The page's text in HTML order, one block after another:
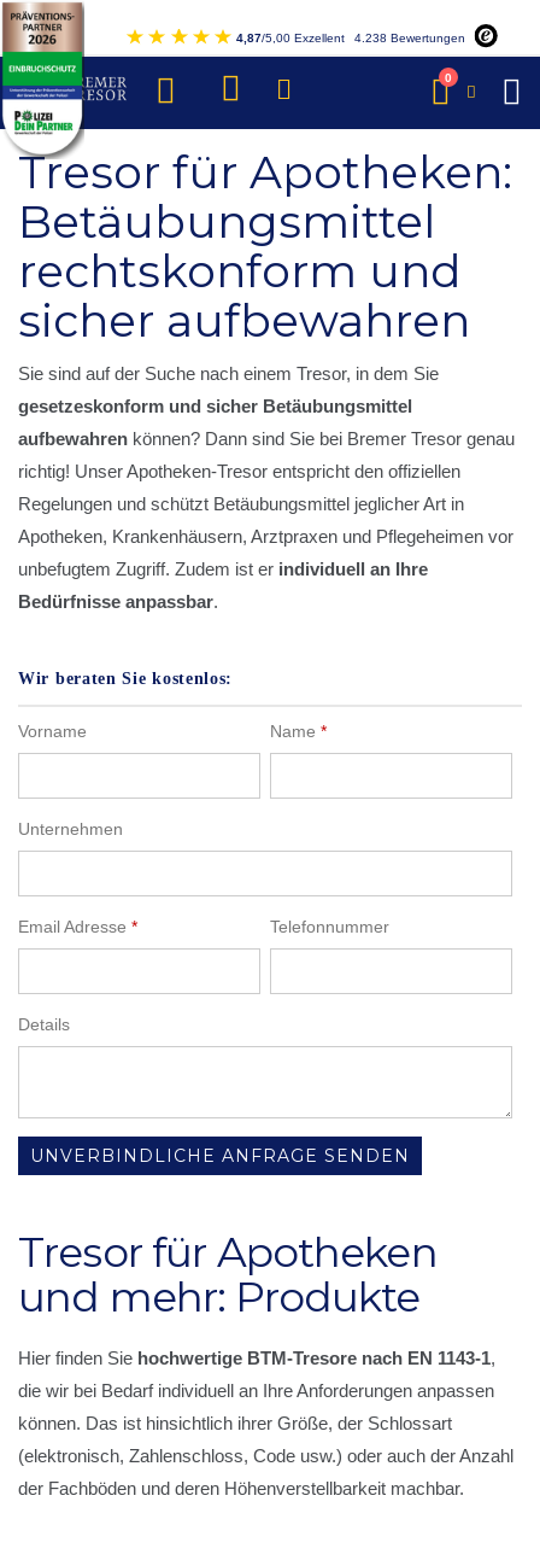
Direkt
zum
Inhalt
4,87/5,00 Exzellent 4.238 Bewertungen
Warenkorb
0 Artikel
Tresor für Apotheken:
Betäubungsmittel
rechtskonform und
sicher aufbewahren
Sie sind auf der Suche nach einem Tresor, in dem Sie
gesetzeskonform und sicher Betäubungsmittel
aufbewahren können? Dann sind Sie bei Bremer Tresor genau
richtig! Unser Apotheken-Tresor entspricht den offiziellen
Regelungen und schützt Betäubungsmittel jeglicher Art in
Apotheken, Krankenhäusern, Arztpraxen und Pflegeheimen vor
unbefugtem Zugriff. Zudem ist er individuell an Ihre
Bedürfnisse anpassbar.
Wir beraten Sie kostenlos:
Vorname Name *
Unternehmen
Email Adresse * Telefonnummer
Details
UNVERBINDLICHE ANFRAGE SENDEN
Tresor für Apotheken
und mehr: Produkte
Hier finden Sie hochwertige BTM-Tresore nach EN 1143-1,
die wir bei Bedarf individuell an Ihre Anforderungen anpassen
können. Das ist hinsichtlich ihrer Größe, der Schlossart
(elektronisch, Zahlenschloss, Code usw.) oder auch der Anzahl
der Fachböden und deren Höhenverstellbarkeit machbar.